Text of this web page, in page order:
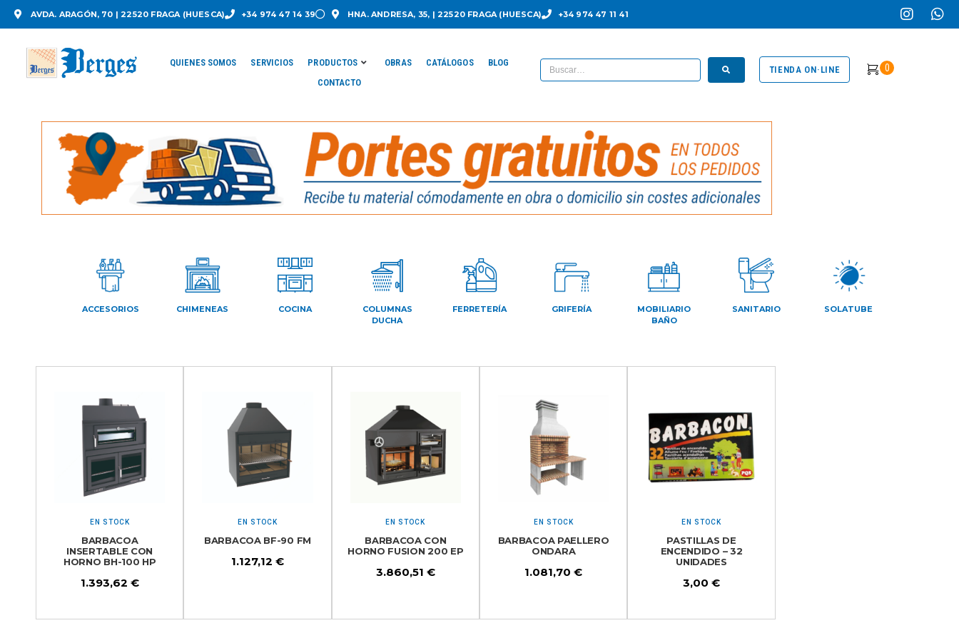
AVDA. ARAGÓN, 70 | 22520 FRAGA (HUESCA) +34 974 47 14 39 HNA. ANDRESA, 35, | 22520 FRAGA (HUESCA) +34 974 47 11 41
QUIENES SOMOS SERVICIOS PRODUCTOS OBRAS CATÁLOGOS
BLOG
CONTACTO
TIENDA ON·LINE 0
ACCESORIOS CHIMENEAS COCINA
COLUMNAS
DUCHA
FERRETERÍA GRIFERÍA
MOBILIARIO
BAÑO
SANITARIO SOLATUBE
EN STOCK
BARBACOA
INSERTABLE CON
HORNO BH-100 HP
1.393,62 €
EN STOCK
BARBACOA BF-90 FM
1.127,12 €
EN STOCK
BARBACOA CON
HORNO FUSION 200 EP
3.860,51 €
EN STOCK
BARBACOA PAELLERO
ONDARA
1.081,70€
EN STOCK
PASTILLAS DE
ENCENDIDO – 32
UNIDADES
3,00 €